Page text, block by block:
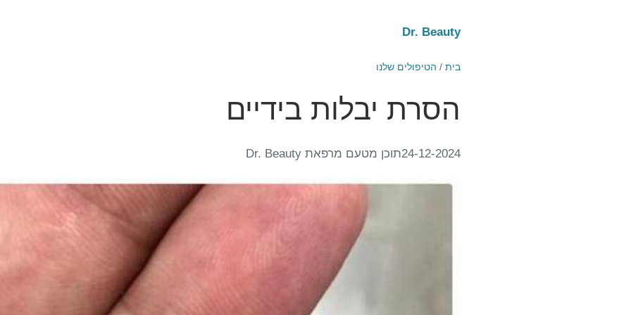
Dr. Beauty
בית / הטיפולים שלנו
הסרת יבלות בידיים
24-12-2024תוכן מטעם מרפאת Dr. Beauty